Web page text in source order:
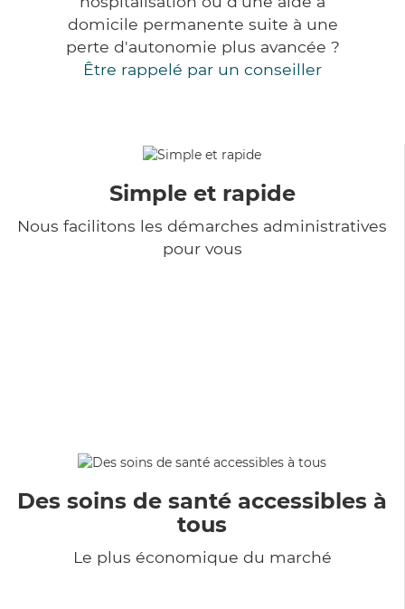
domicile permanente suite à une
perte d'autonomie plus avancée ?
Être rappelé par un conseiller
Simple et rapide
Nous facilitons les démarches administratives
pour vous
Des soins de santé accessibles à
tous
Le plus économique du marché